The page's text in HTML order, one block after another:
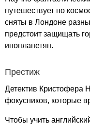
путешествует по
сняты в Лондоне
предстоит защищать
инопланетян.
Престиж
Детектив Кристофера
фокусников, которые
Чтобы учить